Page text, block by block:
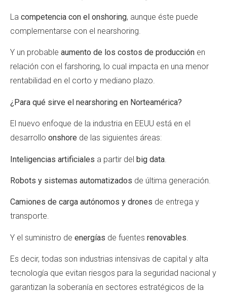
La competencia con el onshoring, aunque éste puede
complementarse con el nearshoring.
Y un probable aumento de los costos de producción en
relación con el farshoring, lo cual impacta en una menor
rentabilidad en el corto y mediano plazo.
¿Para qué sirve el nearshoring en Norteamérica?
El nuevo enfoque de la industria en EEUU está en el
desarrollo onshore de las siguientes áreas:
Inteligencias artificiales a partir del big data
Robots y sistemas automatizados de última generación.
Camiones de carga autónomos y drones de entrega y
transporte.
Y el suministro de energías de fuentes renovables
Es decir, todas son industrias intensivas de capital y alta
tecnología que evitan riesgos para la seguridad nacional y
garantizan la soberanía en sectores estratégicos de la